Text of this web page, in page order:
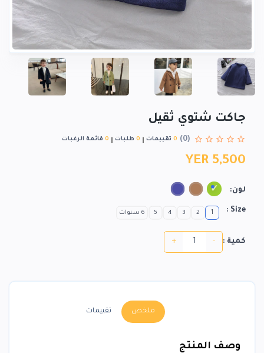
جاكت شتوي ثقيل
(0)
0 تقييمات 0 طلبات 0 قائمة الرغبات
YER 5,500
لون:
Size :
1
2
3
4
5 6 سنوات
كمية : -
+
ملخص تقييمات
وصف المنتج